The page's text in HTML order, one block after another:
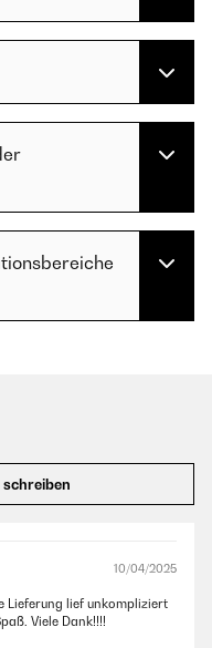
10/04/2025
Lieferung lief unkompliziert
Viele Dank!!!!